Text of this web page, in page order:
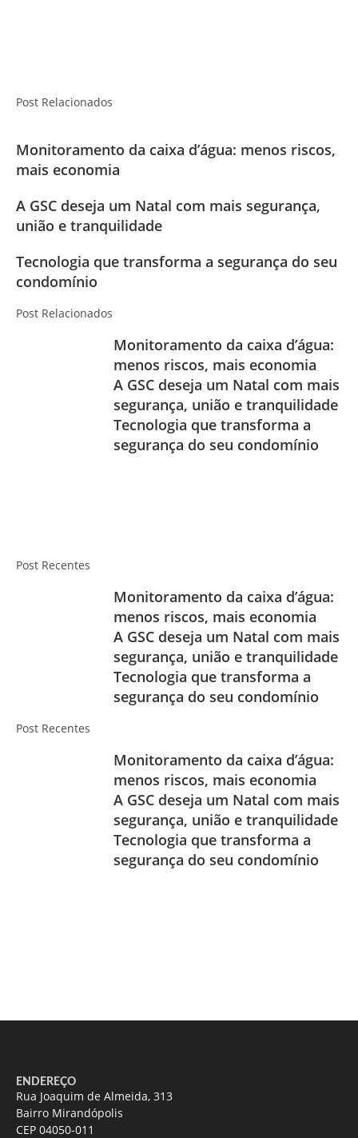
Post Relacionados
Monitoramento da caixa d’água: menos riscos,
mais economia
A GSC deseja um Natal com mais segurança,
união e tranquilidade
Tecnologia que transforma a segurança do seu
condomínio
Post Relacionados
Monitoramento da caixa d’água:
menos riscos, mais economia
A GSC deseja um Natal com mais
segurança, união e tranquilidade
Tecnologia que transforma a
segurança do seu condomínio
Post Recentes
Monitoramento da caixa d’água:
menos riscos, mais economia
A GSC deseja um Natal com mais
segurança, união e tranquilidade
Tecnologia que transforma a
segurança do seu condomínio
Post Recentes
Monitoramento da caixa d’água:
menos riscos, mais economia
A GSC deseja um Natal com mais
segurança, união e tranquilidade
Tecnologia que transforma a
segurança do seu condomínio
ENDEREÇO
Rua Joaquim de Almeida, 313
Bairro Mirandópolis
CEP 04050-011